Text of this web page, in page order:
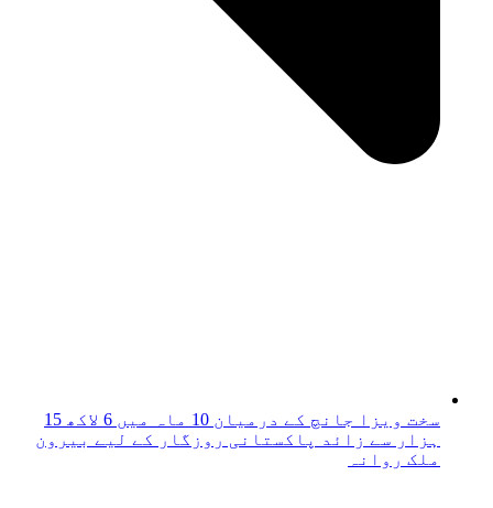
سخت ویزا جانچ کے درمیان 10 ماہ میں 6 لاکھ 15
ہزار سے زائد پاکستانی روزگار کے لیے بیرون
ملک روانہ